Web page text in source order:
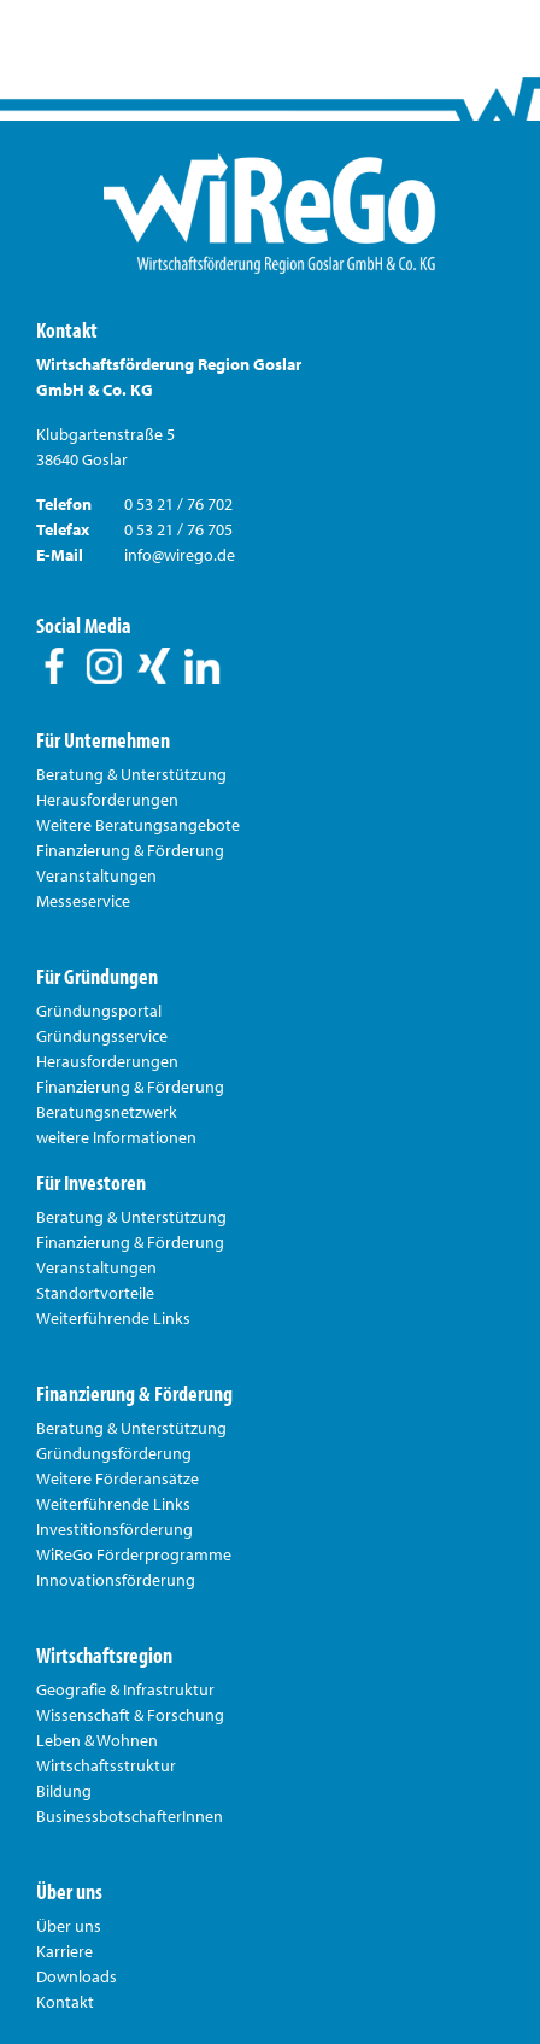
Kontakt
Wirtschaftsförderung Region Goslar
GmbH & Co. KG
Klubgartenstraße 5
38640 Goslar
Telefon
0 53 21 / 76 702
Telefax
0 53 21 / 76 705
E-Mail
info@wirego.de
Social Media
Für Unternehmen
Beratung & Unterstützung
Herausforderungen
Weitere Beratungsangebote
Finanzierung & Förderung
Veranstaltungen
Messeservice
Für Gründungen
Gründungsportal
Gründungsservice
Herausforderungen
Finanzierung & Förderung
Beratungsnetzwerk
weitere Informationen
Für Investoren
Beratung & Unterstützung
Finanzierung & Förderung
Veranstaltungen
Standortvorteile
Weiterführende Links
Finanzierung & Förderung
Beratung & Unterstützung
Gründungsförderung
Weitere Förderansätze
Weiterführende Links
Investitionsförderung
WiReGo Förderprogramme
Innovationsförderung
Wirtschaftsregion
Geografie & Infrastruktur
Wissenschaft & Forschung
Leben & Wohnen
Wirtschaftsstruktur
Bildung
BusinessbotschafterInnen
Über uns
Über uns
Karriere
Downloads
Kontakt